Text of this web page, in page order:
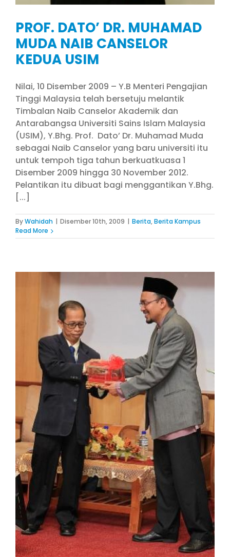
PROF. DATO’ DR. MUHAMAD
MUDA NAIB CANSELOR
KEDUA USIM
Nilai, 10 Disember 2009 – Y.B Menteri Pengajian
Tinggi Malaysia telah bersetuju melantik
Timbalan Naib Canselor Akademik dan
Antarabangsa Universiti Sains Islam Malaysia
(USIM), Y.Bhg. Prof. Dato’ Dr. Muhamad Muda
sebagai Naib Canselor yang baru universiti itu
untuk tempoh tiga tahun berkuatkuasa 1
Disember 2009 hingga 30 November 2012.
Pelantikan itu dibuat bagi menggantikan Y.Bhg.
[...]
ByWahidah | Disember 10th, 2009 | Berita,Berita Kampus
Read More